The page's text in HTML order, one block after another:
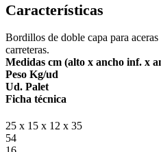
Características
Bordillos de doble capa para
carreteras.
Medidas cm (alto x ancho inf. x
Peso Kg/ud
Ud. Palet
Ficha técnica
25 x 15 x 12 x 35
54